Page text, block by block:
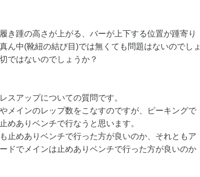
き踵の高さが上がる、バーが上下する位置が踵寄り
ん中(靴紐の結び目)では無くても問題はないのでしょ
ではないのでしょうか？
スアップについての質問です。
メインのレップ数をこなすのですが、ピーキングで
めありベンチで行なうと思います。
止めありベンチで行った方が良いのか、それともア
ドでメインは止めありベンチで行った方が良いのか